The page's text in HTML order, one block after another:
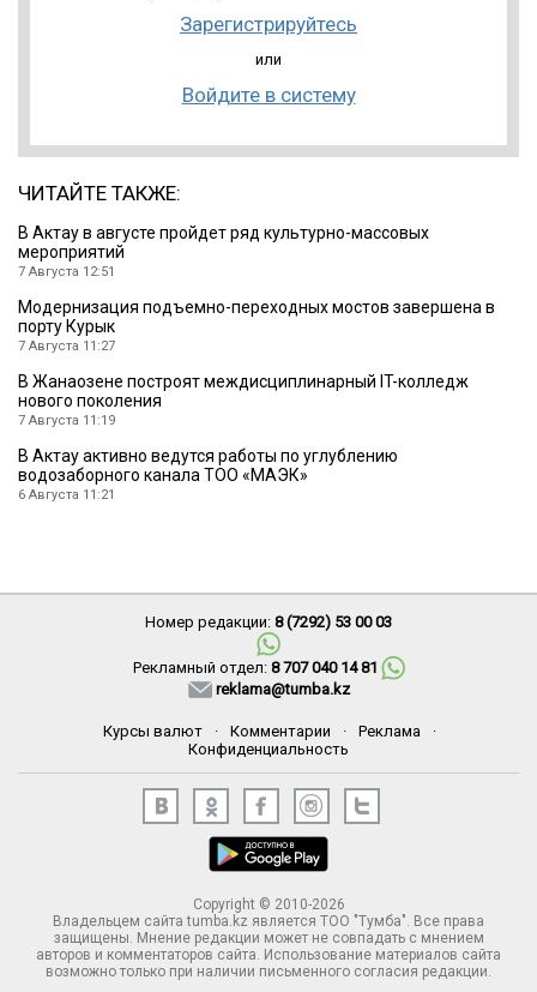
Зарегистрируйтесь
или
Войдите в систему
ЧИТАЙТЕ ТАКЖЕ:
В Актау в августе пройдет ряд культурно-массовых
мероприятий
7 Августа 12:51
Модернизация подъемно-переходных мостов завершена в
порту Курык
7 Августа 11:27
В Жанаозене построят междисциплинарный IT-колледж
нового поколения
7 Августа 11:19
В Актау активно ведутся работы по углублению
водозаборного канала ТОО «МАЭК»
6 Августа 11:21
Номер редакции: 8 (7292) 53 00 03
Рекламный отдел: 8 707 040 14 81
reklama@tumba.kz
Курсы валют · Комментарии · Реклама
·
Конфиденциальность
Copyright © 2010-2026
Владельцем сайта tumba.kz является ТОО "Тумба". Все права
защищены. Мнение редакции может не совпадать с мнением
авторов и комментаторов сайта. Использование материалов сайта
возможно только при наличии письменного согласия редакции.